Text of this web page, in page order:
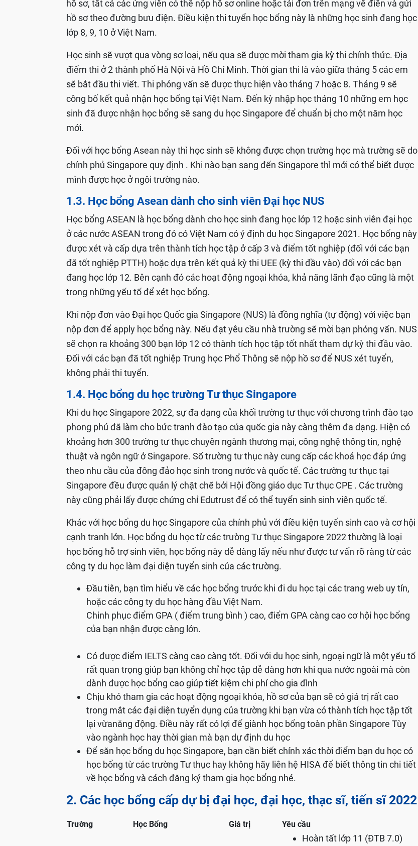
hồ sơ, tất cả các ứng viên có thể nộp hồ sơ online hoặc tải đơn trên mạng về điền và gửi
hồ sơ theo đường bưu điện. Điều kiện thi tuyển học bổng này là những học sinh đang học
lớp 8, 9, 10 ở Việt Nam.
Học sinh sẽ vượt qua vòng sơ loại, nếu qua sẽ được mời tham gia kỳ thi chính thức. Địa
điểm thi ở 2 thành phố Hà Nội và Hồ Chí Minh. Thời gian thi là vào giữa tháng 5 các em
sẽ bắt đầu thi viết. Thi phỏng vấn sẽ được thực hiện vào tháng 7 hoặc 8. Tháng 9 sẽ
công bố kết quả nhận học bổng tại Việt Nam. Đến kỳ nhập học tháng 10 những em học
sinh đã được nhận học bổng sẽ sang du học Singapore để chuẩn bị cho một năm học
mới.
Đối với học bổng Asean này thì học sinh sẽ không được chọn trường học mà trường sẽ do
chính phủ Singapore quy định . Khi nào bạn sang đến Singapore thì mới có thể biết được
mình được học ở ngôi trường nào.
1.3. Học bổng Asean dành cho sinh viên Đại học NUS
Học bổng ASEAN là học bổng dành cho học sinh đang học lớp 12 hoặc sinh viên đại học
ở các nước ASEAN trong đó có Việt Nam có ý định du học Singapore 2021. Học bổng này
được xét và cấp dựa trên thành tích học tập ở cấp 3 và điểm tốt nghiệp (đối với các bạn
đã tốt nghiệp PTTH) hoặc dựa trên kết quả kỳ thi UEE (kỳ thi đầu vào) đối với các bạn
đang học lớp 12. Bên cạnh đó các hoạt động ngoại khóa, khả năng lãnh đạo cũng là một
trong những yếu tố để xét học bổng.
Khi nộp đơn vào Đại học Quốc gia Singapore (NUS) là đồng nghĩa (tự động) với việc bạn
nộp đơn để apply học bổng này. Nếu đạt yêu cầu nhà trường sẽ mời bạn phỏng vấn. NUS
sẽ chọn ra khoảng 300 bạn lớp 12 có thành tích học tập tốt nhất tham dự kỳ thi đầu vào.
Đối với các bạn đã tốt nghiệp Trung học Phổ Thông sẽ nộp hồ sơ để NUS xét tuyển,
không phải thi tuyển.
1.4. Học bổng du học trường Tư thục Singapore
Khi du học Singapore 2022, sự đa dạng của khối trường tư thục với chương trình đào tạo
phong phú đã làm cho bức tranh đào tạo của quốc gia này càng thêm đa dạng. Hiện có
khoảng hơn 300 trường tư thục chuyên ngành thương mại, công nghệ thông tin, nghệ
thuật và ngôn ngữ ở Singapore. Số trường tư thục này cung cấp các khoá học đáp ứng
theo nhu cầu của đông đảo học sinh trong nước và quốc tế. Các trường tư thục tại
Singapore đều được quản lý chặt chẽ bởi Hội đồng giáo dục Tư thục CPE . Các trường
này cũng phải lấy được chứng chỉ Edutrust để có thể tuyển sinh sinh viên quốc tế.
Khác với học bổng du học Singapore của chính phủ với điều kiện tuyển sinh cao và cơ hội
cạnh tranh lớn. Học bổng du học từ các trường Tư thục Singapore 2022 thường là loại
học bổng hỗ trợ sinh viên, học bổng này dễ dàng lấy nếu như được tư vấn rõ ràng từ các
công ty du học làm đại diện tuyển sinh của các trường.
Đầu tiên, bạn tìm hiểu về các học bổng trước khi đi du học tại các trang web uy tín,
hoặc các công ty du học hàng đầu Việt Nam.
Chinh phục điểm GPA ( điểm trung bình ) cao, điểm GPA càng cao cơ hội học bổng
của bạn nhận được càng lớn.
Có được điểm IELTS càng cao càng tốt. Đối với du học sinh, ngoại ngữ là một yếu tố
rất quan trọng giúp bạn không chỉ học tập dễ dàng hơn khi qua nước ngoài mà còn
dành được học bổng cao giúp tiết kiệm chi phí cho gia đình
Chịu khó tham gia các hoạt động ngoại khóa, hồ sơ của bạn sẽ có giá trị rất cao
trong mắt các đại diện tuyển dụng của trường khi bạn vừa có thành tích học tập tốt
lại vừanăng động. Điều này rất có lợi để giành học bổng toàn phần Singapore Tùy
vào ngành học hay thời gian mà bạn dự định du học
Để săn học bổng du học Singapore, bạn cần biết chính xác thời điểm bạn du học có
học bổng từ các trường Tư thục hay không hãy liên hệ HISA để biết thông tin chi tiết
về học bổng và cách đăng ký tham gia học bổng nhé.
2. Các học bổng cấp dự bị đại học, đại học, thạc sĩ, tiến sĩ 2022
Trường Học Bổng Giá trị Yêu cầu
Hoàn tất lớp 11 (ĐTB 7.0)